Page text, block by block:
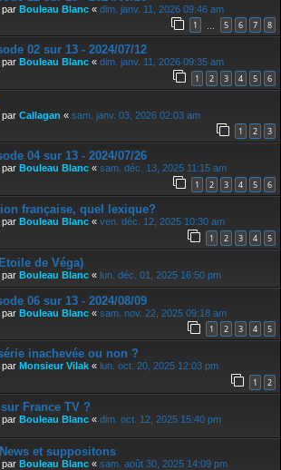
par Bouleau Blanc « dim. janv. 11, 2026 09:46 am
1 5 6 7 8
02 sur 13 - 2024/07/12
par Bouleau Blanc « dim. janv. 11, 2026 09:35 am
1 2 3 4 5 6
par Callagan « sam. janv. 03, 2026 02:03 am
1 2 3
04 sur 13 - 2024/07/26
par Bouleau Blanc « sam. déc. 13, 2025 11:15 am
1 2 3 4 5 6
française, quel lexique?
par Bouleau Blanc « ven. déc. 12, 2025 10:30 am
1 2 3 4 5
de Véga)
par Bouleau Blanc « lun. déc. 01, 2025 16:50 pm
06 sur 13 - 2024/08/09
par Bouleau Blanc « sam. nov. 22, 2025 09:18 am
1 2 3 4 5
inachevée ou non ?
par Monsieur Vilak « lun. oct. 20, 2025 12:03 pm
1 2
France TV ?
par Bouleau Blanc « dim. oct. 12, 2025 15:40 pm
et suppositons
par Bouleau Blanc « sam. août 30, 2025 14:09 pm